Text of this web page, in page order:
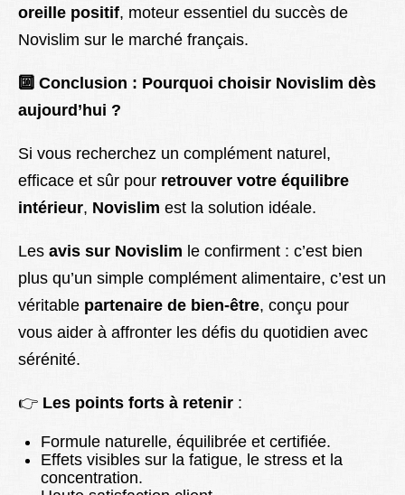
oreille positif, moteur essentiel du succès de
Novislim sur le marché français.
🔟 Conclusion : Pourquoi choisir Novislim dès
aujourd’hui ?
Si vous recherchez un complément naturel,
efficace et sûr pour retrouver votre équilibre
intérieur, Novislim est la solution idéale.
Les avis sur Novislim le confirment : c’est bien
plus qu’un simple complément alimentaire, c’est un
véritable partenaire de bien-être, conçu pour
vous aider à affronter les défis du quotidien avec
sérénité.
👉 Les points forts à retenir :
Formule naturelle, équilibrée et certifiée.
Effets visibles sur la fatigue, le stress et la
concentration.